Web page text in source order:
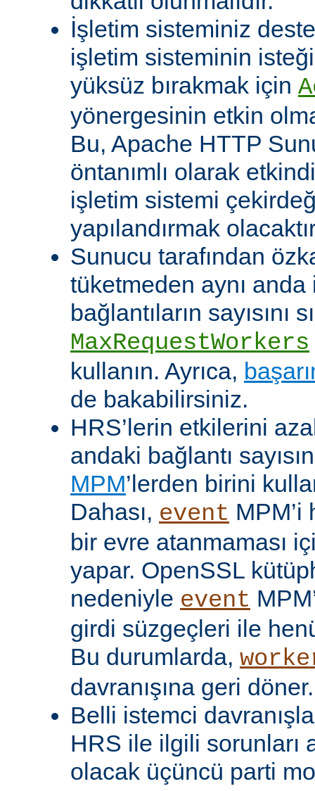
İşletim sisteminiz
işletim sisteminin isteği
yüksüz bırakmak için
yönergesinin etkin
Bu, Apache HTTP
öntanımlı olarak
işletim sistemi
yapılandırmak
Sunucu tarafından
tüketmeden aynı
bağlantıların sayısını
MaxRequestWorkers
kullanın. Ayrıca,
de bakabilirsiniz.
HRS’lerin etkilerini
andaki bağlantı
MPM’lerden birini
Dahası, event MPM’i
bir evre atanmaması
yapar. OpenSSL
nedeniyle event
girdi süzgeçleri ile
Bu durumlarda,
davranışına geri döner.
Belli istemci
HRS ile ilgili sorunları
olacak üçüncü parti